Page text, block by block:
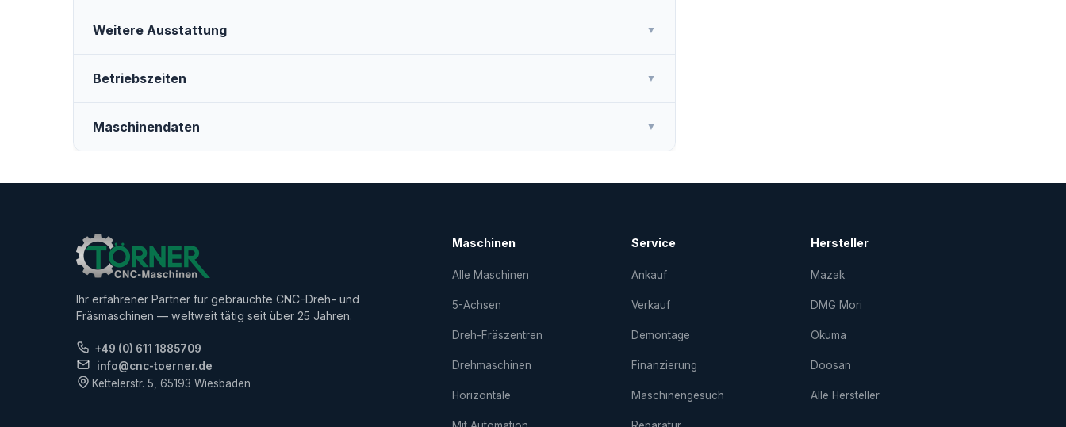
Weitere Ausstattung ▼
Betriebszeiten ▼
Maschinendaten ▼
Ihr erfahrener Partner für gebrauchte CNC-Dreh- und
Fräsmaschinen — weltweit tätig seit über 25 Jahren.
+49 (0) 611 1885709
info@cnc-toerner.de
Kettelerstr. 5, 65193 Wiesbaden
Maschinen
Alle Maschinen
5-Achsen
Dreh-Fräs­zentren
Drehmaschinen
Horizontale
Service
Ankauf
Verkauf
Demontage
Finanzierung
Maschinengesuch
Hersteller
Mazak
DMG Mori
Okuma
Doosan
Alle Hersteller